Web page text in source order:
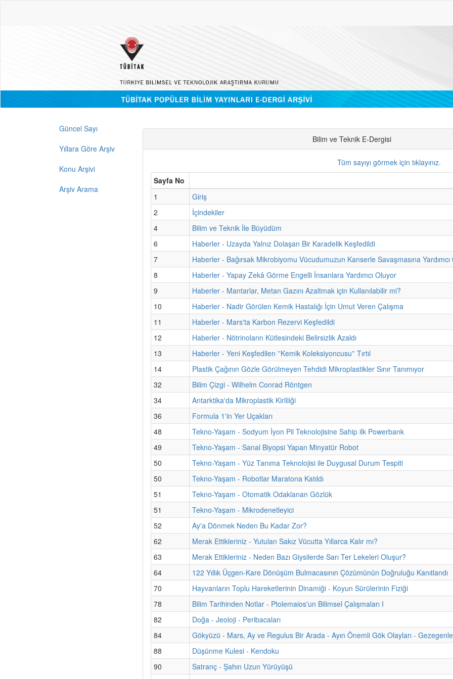
Güncel Sayı
Yıllara Göre Arşiv
Konu Arşivi
Arşiv Arama
Bilim ve Teknik E-Dergisi
Tüm sayıyı görmek için tıklayınız.
Sayfa No
1
Giriş
2
İçindekiler
4
Bilim ve Teknik İle Büyüdüm
6
Haberler - Uzayda Yalnız Dolaşan Bir Karadelik Keşfedildi
7
Haberler - Bağırsak Mikrobiyomu Vücudumuzun Kanserle Savaşmasına Yardımcı
8
Haberler - Yapay Zekâ Görme Engelli İnsanlara Yardımcı Oluyor
9
Haberler - Mantarlar, Metan Gazını Azaltmak için Kullanılabilir mi?
10
Haberler - Nadir Görülen Kemik Hastalığı İçin Umut Veren Çalışma
11
Haberler - Mars'ta Karbon Rezervi Keşfedildi
12
Haberler - Nötrinoların Kütlesindeki Belirsizlik Azaldı
13
Haberler - Yeni Keşfedilen ''Kemik Koleksiyoncusu'' Tırtıl
14
Plastik Çağının Gözle Görülmeyen Tehdidi Mikroplastikler Sınır Tanımıyor
32
Bilim Çizgi - Wilhelm Conrad Röntgen
34
Antarktika'da Mikroplastik Kirliliği
36
Formula 1'in Yer Uçakları
48
Tekno-Yaşam - Sodyum İyon Pil Teknolojisine Sahip ilk Powerbank
49
Tekno-Yaşam - Sanal Biyopsi Yapan Minyatür Robot
50
Tekno-Yaşam - Yüz Tanıma Teknolojisi ile Duygusal Durum Tespiti
50
Tekno-Yaşam - Robotlar Maratona Katıldı
51
Tekno-Yaşam - Otomatik Odaklanan Gözlük
51
Tekno-Yaşam - Mikrodenetleyici
52
Ay'a Dönmek Neden Bu Kadar Zor?
62
Merak Ettikleriniz - Yutulan Sakız Vücutta Yıllarca Kalır mı?
63
Merak Ettikleriniz - Neden Bazı Giysilerde Sarı Ter Lekeleri Oluşur?
64
122 Yıllık Üçgen-Kare Dönüşüm Bulmacasının Çözümünün Doğruluğu Kanıtlandı
70
Hayvanların Toplu Hareketlerinin Dinamiği - Koyun Sürülerinin Fiziği
78
Bilim Tarihinden Notlar - Ptolemaios'un Bilimsel Çalışmaları I
82
Doğa - Jeoloji - Peribacaları
84
Gökyüzü - Mars, Ay ve Regulus Bir Arada - Ayın Önemli Gök Olayları -
88
Düşünme Kulesi - Kendoku
90
Satranç - Şahın Uzun Yürüyüşü